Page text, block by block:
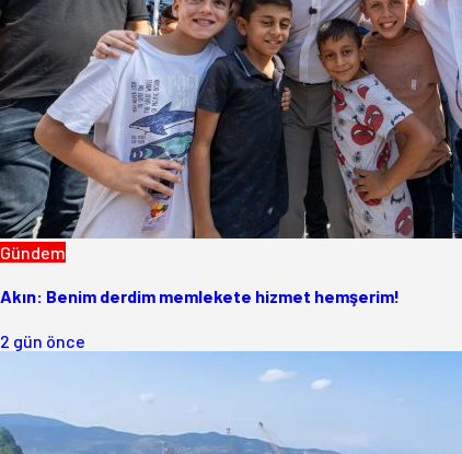
Gündem
Akın: Benim derdim memlekete hizmet hemşerim!
2 gün önce